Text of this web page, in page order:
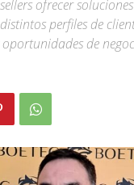
ofrecer
perfiles de
de